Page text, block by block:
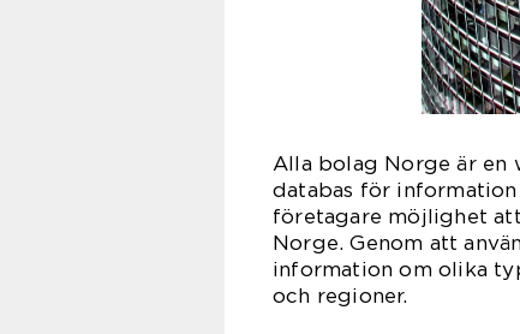
Alla bolag Norge är en
databas för
företagare möjlighet
Norge. Genom att
information om olika
och regioner.